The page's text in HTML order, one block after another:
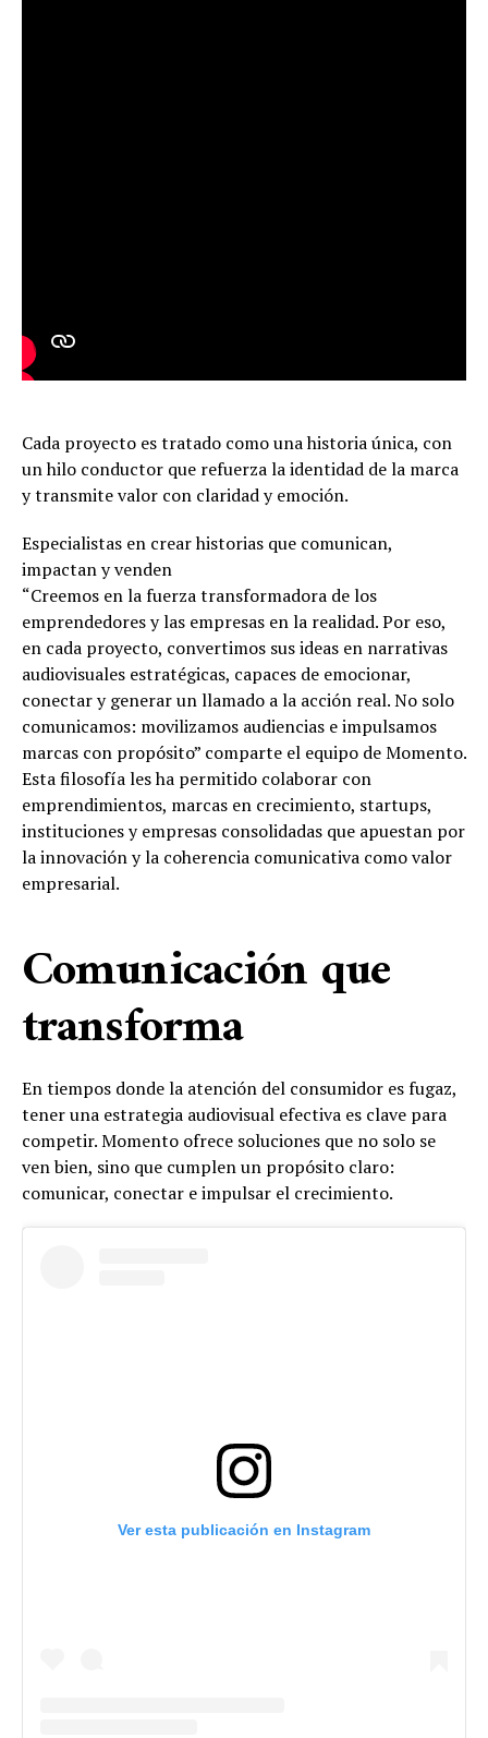
Cada proyecto es tratado como una historia única, con
un hilo conductor que refuerza la identidad de la marca
y transmite valor con claridad y emoción.
Especialistas en crear historias que comunican,
impactan y venden
“Creemos en la fuerza transformadora de los
emprendedores y las empresas en la realidad. Por eso,
en cada proyecto, convertimos sus ideas en narrativas
audiovisuales estratégicas, capaces de emocionar,
conectar y generar un llamado a la acción real. No solo
comunicamos: movilizamos audiencias e impulsamos
marcas con propósito” comparte el equipo de Momento.
Esta filosofía les ha permitido colaborar con
emprendimientos, marcas en crecimiento, startups,
instituciones y empresas consolidadas que apuestan por
la innovación y la coherencia comunicativa como valor
empresarial.
Comunicación que
transforma
En tiempos donde la atención del consumidor es fugaz,
tener una estrategia audiovisual efectiva es clave para
competir. Momento ofrece soluciones que no solo se
ven bien, sino que cumplen un propósito claro:
comunicar, conectar e impulsar el crecimiento.
Ver esta publicación en Instagram